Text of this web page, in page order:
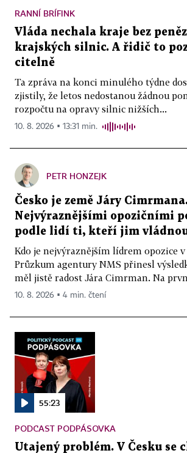
RANNÍ BRÍFINK
Vláda nechala kraje bez
krajských silnic. A řidič to
citelně
Ta zpráva na konci minulého týdne
zjistily, že letos nedostanou žádnou
rozpočtu na opravy silnic nižších...
10. 8. 2026 ▪ 13:31 min.
PETR HONZEJK
Česko je země Járy
Nejvýraznějšími opozičními
podle lidí ti, kteří jim
Kdo je nejvýraznějším lídrem opozice v
Průzkum agentury NMS přinesl
měl jistě radost Jára Cimrman. Na
10. 8. 2026 ▪ 4 min. čtení
55:23
PODCAST PODPÁSOVKA
Utajený problém. V Česku se